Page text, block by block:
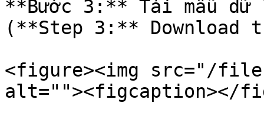
**Bước 3:** Tải mẫu
(**Step 3:** Download
<figure><img src="/files/
alt=""><figcaption></